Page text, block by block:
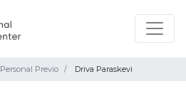
Personal Previo Driva Paraskevi